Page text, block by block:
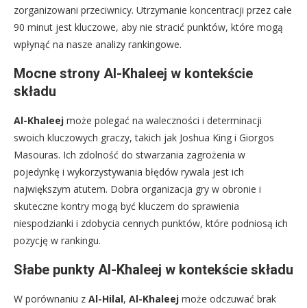
zorganizowani przeciwnicy. Utrzymanie koncentracji przez całe
90 minut jest kluczowe, aby nie stracić punktów, które mogą
wpłynąć na nasze analizy rankingowe.
Mocne strony Al-Khaleej w kontekście
składu
Al-Khaleej może polegać na waleczności i determinacji
swoich kluczowych graczy, takich jak Joshua King i Giorgos
Masouras. Ich zdolność do stwarzania zagrożenia w
pojedynkę i wykorzystywania błędów rywala jest ich
największym atutem. Dobra organizacja gry w obronie i
skuteczne kontry mogą być kluczem do sprawienia
niespodzianki i zdobycia cennych punktów, które podniosą ich
pozycję w rankingu.
Słabe punkty Al-Khaleej w kontekście składu
W porównaniu z Al-Hilal, Al-Khaleej może odczuwać brak